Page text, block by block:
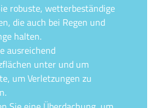
robuste, wetterbeständige
die auch bei Regen und
halten.
ausreichend
unter und um
um Verletzungen zu